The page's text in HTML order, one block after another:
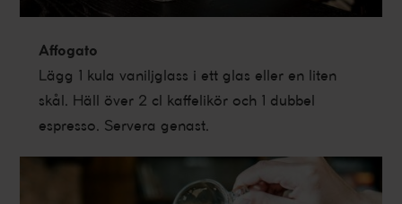
Affogato
Lägg 1 kula vaniljglass i ett glas eller en liten
skål. Häll över 2 cl kaffelikör och 1 dubbel
espresso. Servera genast.